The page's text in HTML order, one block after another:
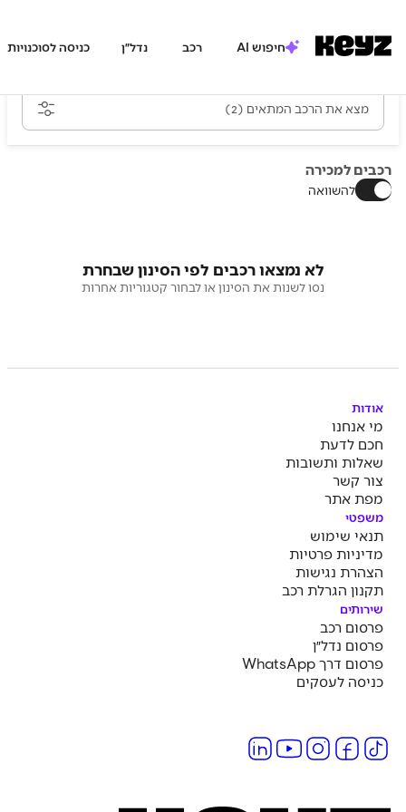
חיפוש AI רכב נדל״ן כניסה לסוכנויות
מצא את הרכב המתאים (2)
רכבים למכירה
להשוואה
לא נמצאו רכבים לפי הסינון שבחרת
נסו לשנות את הסינון או לבחור קטגוריות אחרות
אודות
מי אנחנו
חכם לדעת
שאלות ותשובות
צור קשר
מפת אתר
משפטי
תנאי שימוש
מדיניות פרטיות
הצהרת נגישות
תקנון הגרלת רכב
שירותים
פרסום רכב
פרסום נדל״ן
פרסום דרך WhatsApp
כניסה לעסקים